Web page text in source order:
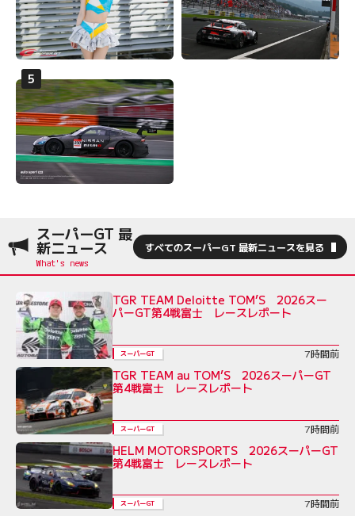
スーパーGT 最
新ニュース すべてのスーパーGT 最新ニュースを見る
TGR TEAM Deloitte TOM’S 2026スー
パーGT第4戦富士 レースレポート
スーパーGT 7時間前
TGR TEAM au TOM’S 2026スーパーGT
第4戦富士 レースレポート
スーパーGT 7時間前
HELM MOTORSPORTS 2026スーパーGT
第4戦富士 レースレポート
スーパーGT 7時間前